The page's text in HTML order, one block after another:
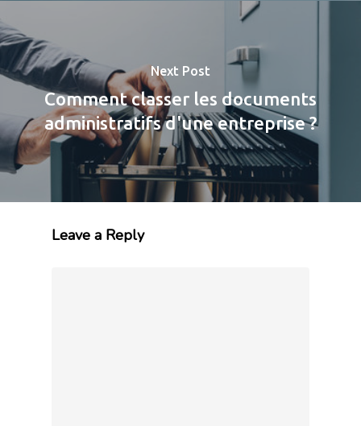
Next Post
Comment classer les documents
administratifs d'une entreprise ?
Leave a Reply